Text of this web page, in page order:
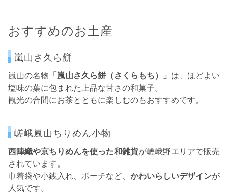
おすすめのお土産
嵐山さ久ら餅
嵐山の名物 「嵐山さ久ら餅（さくらもち）」 は、ほどよい
塩味の葉に包まれた上品な甘さの和菓子。
観光の合間にお茶とともに楽しむのもおすすめです。
嵯峨嵐山ちりめん小物
西陣織や京ちりめんを使った和雑貨が嵯峨野エリアで販売
されています。
巾着袋や小銭入れ、ポーチなど、 かわいらしいデザインが
人気です。